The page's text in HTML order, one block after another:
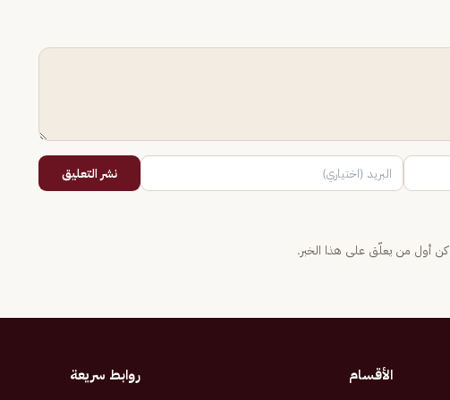
نشر التعليق
كن أول من يعلّق على هذا الخبر.
الأقسام روابط سريعة